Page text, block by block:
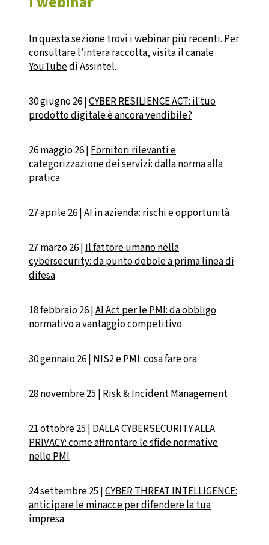
In questa sezione trovi i webinar più recenti. Per
consultare l’intera raccolta, visita il canale
YouTubedi Assintel.
30 giugno 26 |CYBER RESILIENCE ACT: il tuo
prodotto digitale è ancora vendibile?
26 maggio 26 |Fornitori rilevanti e
categorizzazione dei servizi: dalla norma alla
pratica
27 aprile 26 |AI in azienda: rischi e opportunità
27 marzo 26 |Il fattore umano nella
cybersecurity: da punto debole a prima linea di
difesa
18 febbraio 26 |AI Act per le PMI: da obbligo
normativo a vantaggio competitivo
30 gennaio 26 |NIS2 e PMI: cosa fare ora
28 novembre 25 |Risk & Incident Management
21 ottobre 25 |DALLA CYBERSECURITY ALLA
PRIVACY: come affrontare le sfide normative
nelle PMI
24 settembre 25 |CYBER THREAT INTELLIGENCE:
anticipare le minacce per difendere la tua
impresa